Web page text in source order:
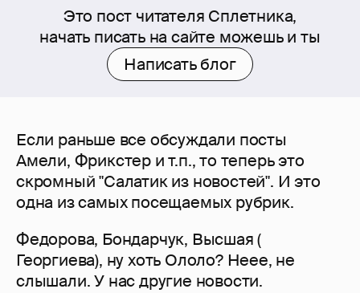
Это пост читателя Сплетника,
начать писать на сайте можешь и ты
Написать блог
Если раньше все обсуждали посты
Амели, Фрикстер и т.п., то теперь это
скромный "Салатик из новостей". И это
одна из самых посещаемых рубрик.
Федорова, Бондарчук, Высшая (
Георгиева), ну хоть Ололо? Неее, не
слышали. У нас другие новости.